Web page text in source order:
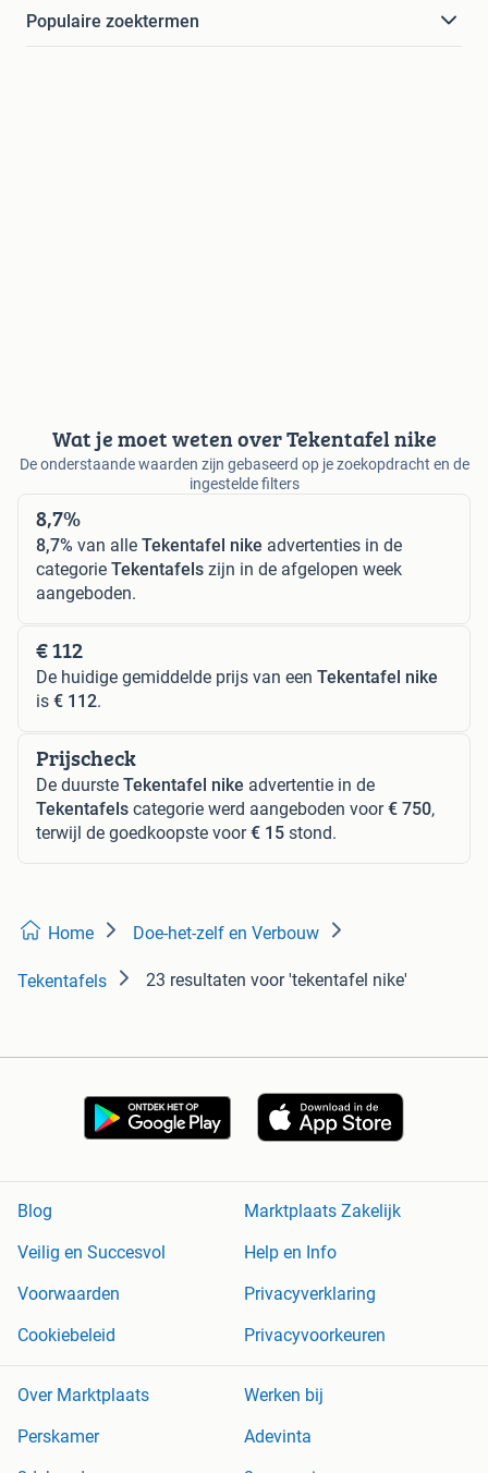
Populaire zoektermen
Wat je moet weten over Tekentafel nike
De onderstaande waarden zijn gebaseerd op je zoekopdracht en de
ingestelde filters
8,7%
8,7% van alle Tekentafel nike advertenties in de
categorie Tekentafels zijn in de afgelopen week
aangeboden.
€ 112
De huidige gemiddelde prijs van een Tekentafel nike
is € 112.
Prijscheck
De duurste Tekentafel nike advertentie in de
Tekentafels categorie werd aangeboden voor€ 750,
terwijl de goedkoopste voor€ 15 stond.
Home Doe-het-zelf en Verbouw
Tekentafels 23 resultaten voor 'tekentafel nike'
Blog
Marktplaats Zakelijk
Veilig en Succesvol
Help en Info
Voorwaarden
Privacyverklaring
Cookiebeleid
Privacyvoorkeuren
Over Marktplaats
Werken bij
Perskamer
Adevinta